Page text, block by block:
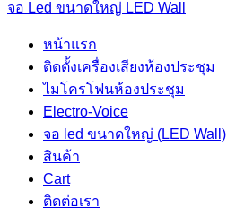
จอ Led ขนาดใหญ่ LED Wall
หน้าแรก
ติดตั้งเครื่องเสียงห้องประชุม
ไมโครโฟนห้องประชุม
Electro-Voice
จอ led ขนาดใหญ่ (LED Wall)
สินค้า
Cart
ติดต่อเรา